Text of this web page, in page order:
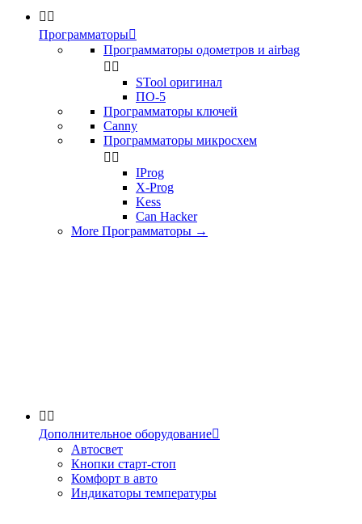
 
Программаторы
Программаторы одометров и airbag
 
STool оригинал
ПО-5
Программаторы ключей
Canny
Программаторы микросхем
 
IProg
X-Prog
Kess
Can Hacker
More Программаторы →
 
Дополнительное оборудование
Автосвет
Кнопки старт-стоп
Комфорт в авто
Индикаторы температуры